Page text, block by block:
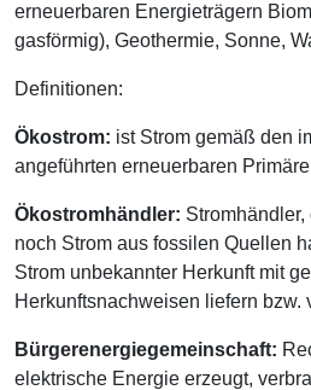
erneuerbaren Energieträgern
gasförmig), Geothermie, Sonne,
Definitionen:
Ökostrom: ist Strom gemäß den
angeführten erneuerbaren
Ökostromhändler:
noch Strom aus fossilen Quellen
Strom unbekannter Herkunft mit
Herkunftsnachweisen liefern bzw.
Bürgerenergiegemeinschaft:
elektrische Energie erzeugt,